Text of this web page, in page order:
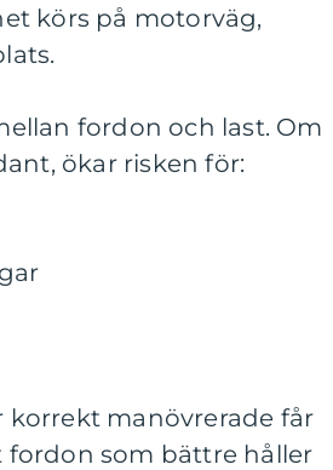
körs på motorväg,
fordon och last. Om
ökar risken för:
korrekt manövrerade får
som bättre håller